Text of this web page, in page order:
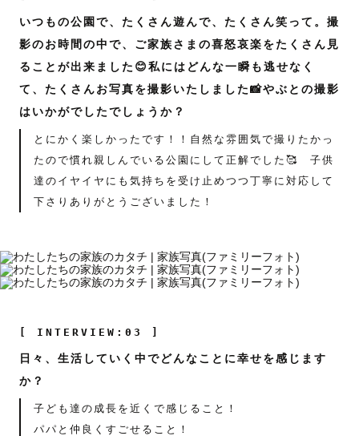
いつもの公園で、たくさん遊んで、たくさん笑って。撮
影のお時間の中で、ご家族さまの喜怒哀楽をたくさん見
ることが出来ました😊私にはどんな一瞬も逃せなく
て、たくさんお写真を撮影いたしました📸やぶとの撮影
はいかがでしたでしょうか？
とにかく楽しかったです！！自然な雰囲気で撮りたかっ
たので慣れ親しんでいる公園にして正解でした🥰 子供
達のイヤイヤにも気持ちを受け止めつつ丁寧に対応して
下さりありがとうございました！
[ INTERVIEW:03 ]
日々、生活していく中でどんなことに幸せを感じます
か？
子ども達の成長を近くで感じること！
パパと仲良くすごせること！